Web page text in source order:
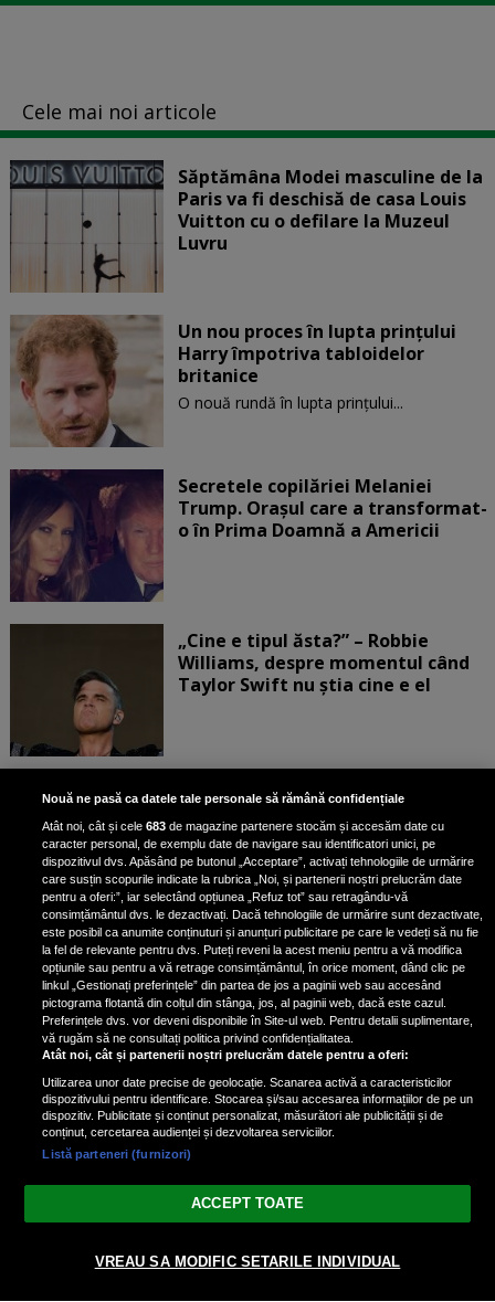
Cele mai noi articole
Săptămâna Modei masculine de la
Paris va fi deschisă de casa Louis
Vuitton cu o defilare la Muzeul
Luvru
Un nou proces în lupta prinţului
Harry împotriva tabloidelor
britanice
O nouă rundă în lupta prinţului...
Secretele copilăriei Melaniei
Trump. Orașul care a transformat-
o în Prima Doamnă a Americii
„Cine e tipul ăsta?” – Robbie
Williams, despre momentul când
Taylor Swift nu știa cine e el
Bruce Dickinson, solistul trupei
Iron Maiden, şi-a arătat talentul
de scrimer la un concurs în Franţa
Nicki Minaj, acuzată de agresiune
de fostul manager: Detalii șocante
din proces
Nicki Minaj le-a lăudat pe...
Vezi varianta Desktop
© 2026 radiodcnews.ro | Toate drepturile rezervate.
Nouă ne pasă ca datele tale personale să rămână confidențiale
Atât noi, cât și cele683 de magazine partenere stocăm și accesăm date cu
caracter personal, de exemplu date de navigare sau identificatori unici, pe
dispozitivul dvs. Apăsând pe butonul „Acceptare”, activați tehnologiile de urmărire
care susțin scopurile indicate la rubrica „Noi, și partenerii noștri prelucrăm date
pentru a oferi:”, iar selectând opțiunea „Refuz tot” sau retragându-vă
consimțământul dvs. le dezactivați. Dacă tehnologiile de urmărire sunt dezactivate,
este posibil ca anumite conținuturi și anunțuri publicitare pe care le vedeți să nu fie
la fel de relevante pentru dvs. Puteți reveni la acest meniu pentru a vă modifica
opțiunile sau pentru a vă retrage consimțământul, în orice moment, dând clic pe
linkul „Gestionați preferințele” din partea de jos a paginii web sau accesând
pictograma flotantă din colțul din stânga, jos, al paginii web, dacă este cazul.
Preferințele dvs. vor deveni disponibile în Site-ul web. Pentru detalii suplimentare,
vă rugăm să ne consultați politica privind confidențialitatea.
Atât noi, cât și partenerii noștri prelucrăm datele pentru a oferi:
Utilizarea unor date precise de geolocație. Scanarea activă a caracteristicilor
dispozitivului pentru identificare. Stocarea și/sau accesarea informațiilor de pe un
dispozitiv. Publicitate și conținut personalizat, măsurători ale publicității și de
conținut, cercetarea audienței și dezvoltarea serviciilor.
Listă parteneri (furnizori)
ACCEPT TOATE
VREAU SA MODIFIC SETARILE INDIVIDUAL